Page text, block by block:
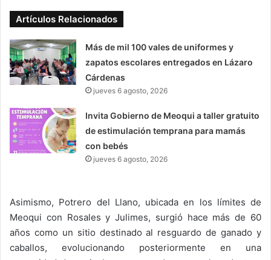
Artículos Relacionados
Más de mil 100 vales de uniformes y
zapatos escolares entregados en Lázaro
Cárdenas
jueves 6 agosto, 2026
Invita Gobierno de Meoqui a taller gratuito
de estimulación temprana para mamás
con bebés
jueves 6 agosto, 2026
Asimismo, Potrero del Llano, ubicada en los límites de
Meoqui con Rosales y Julimes, surgió hace más de 60
años como un sitio destinado al resguardo de ganado y
caballos, evolucionando posteriormente en una